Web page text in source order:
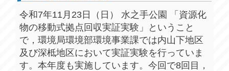
令和7年11月23日（日） 水之手公園 「資源化
物の移動式拠点回収実証実験」ということ
で，環境局環境部環境事業課では内山下地区
及び深柢地区において実証実験を行っていま
す。本年度も実施しています。今回で8回目，